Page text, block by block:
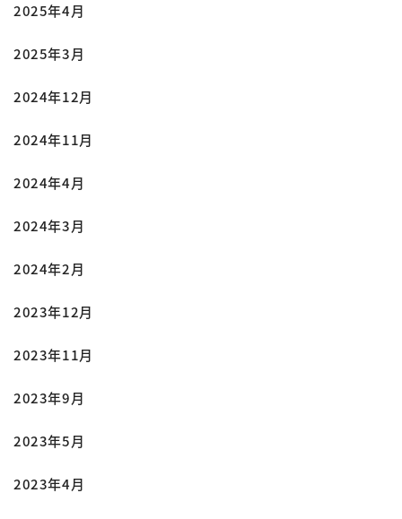
2025年4月
2025年3月
2024年12月
2024年11月
2024年4月
2024年3月
2024年2月
2023年12月
2023年11月
2023年9月
2023年5月
2023年4月